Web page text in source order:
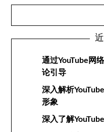
通过YouTube网
论引导
深入解析
形象
深入了解